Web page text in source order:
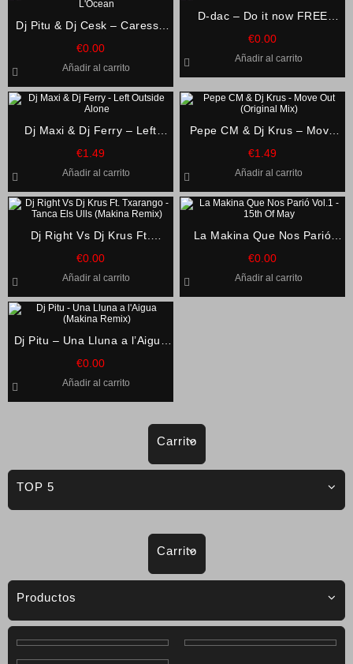
Carrito
TOP 5
Dj Pitu & Dj Cesk – Caresse
Sur L’Ocean
€0.00
Añadir al carrito
D-dac – Do it now FREE
TRACK
€0.00
Añadir al carrito
Dj Maxi & Dj Ferry – Left
Outside Alone
€1.49
Añadir al carrito
Pepe CM & Dj Krus – Move
Out (Original Mix)
€1.49
Añadir al carrito
Dj Right Vs Dj Krus Ft.
Txarango – Tanca Els Ulls
€0.00
Añadir al carrito
La Makina Que Nos Parió
Vol.1 – 15th Of May
€0.00
Añadir al carrito
Dj Pitu – Una Lluna a l’Aigua
(Makina Remix)
€0.00
Añadir al carrito
Carrito
Productos